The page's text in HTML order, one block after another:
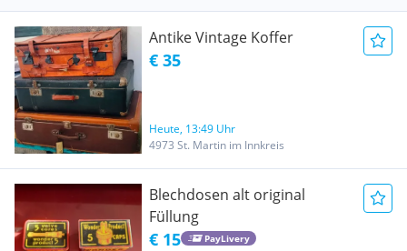
Antike Vintage Koffer
€ 35
Heute, 13:49 Uhr
4973 St. Martin im Innkreis
Blechdosen alt original
Füllung
€ 15 PayLivery